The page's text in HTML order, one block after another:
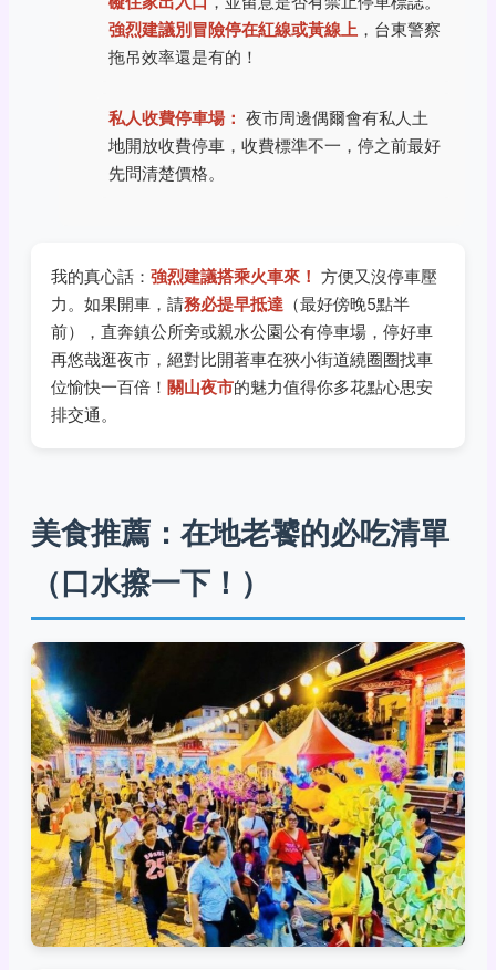
強烈建議別冒險停在紅線或黃線上 ，台東警察
拖吊效率還是有的！
私人收費停車場： 夜市周邊偶爾會有私人土
地開放收費停車，收費標準不一，停之前最好
先問清楚價格。
我的真心話： 強烈建議搭乘火車來！ 方便又沒停車壓
力。如果開車，請務必提早抵達 （最好傍晚5點半
前），直奔鎮公所旁或親水公園公有停車場，停好車
再悠哉逛夜市，絕對比開著車在狹小街道繞圈圈找車
位愉快一百倍！ 關山夜市的魅力值得你多花點心思安
排交通。
美食推薦：在地老饕的必吃清單
（口水擦一下！）